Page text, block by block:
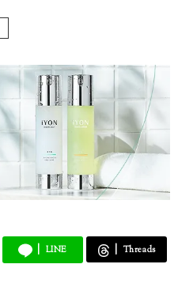
ドバイザー検定3級、日本化粧品
持っていますが、上を目指してま
LINE Threads